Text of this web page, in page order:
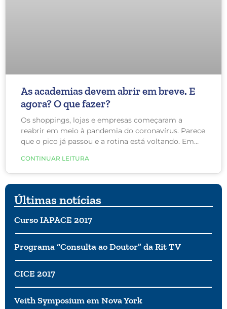
As academias devem abrir em breve. E
agora? O que fazer?
Os shoppings, lojas e empresas começaram a
reabrir em meio à pandemia do coronavírus. Parece
que o pico já passou e a rotina está voltando. Em
estão desesperadas para voltar. Mas, também tem
muita gente preocupada com isso.
CONTINUAR LEITURA
Últimas notícias
Curso IAPACE 2017
Programa “Consulta ao Doutor” da Rit TV
CICE 2017
Veith Symposium em Nova York